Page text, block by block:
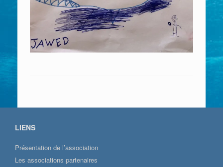
LIENS
Présentation de l’association
Les associations partenaires